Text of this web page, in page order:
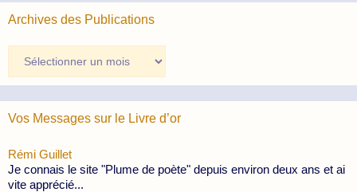
Archives des Publications
des
Publications
Vos Messages sur le Livre d’or
Rémi Guillet
Je connais le site "Plume de poète" depuis environ deux ans et ai
vite apprécié...